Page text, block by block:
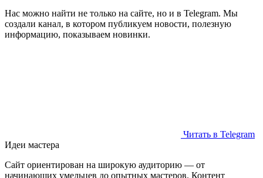
Нас можно найти не только на сайте, но и в Telegram. Мы
создали канал, в котором публикуем новости, полезную
информацию, показываем новинки.
Читать в Telegram
Идеи мастера
Сайт ориентирован на широкую аудиторию — от
начинающих умельцев до опытных мастеров. Контент